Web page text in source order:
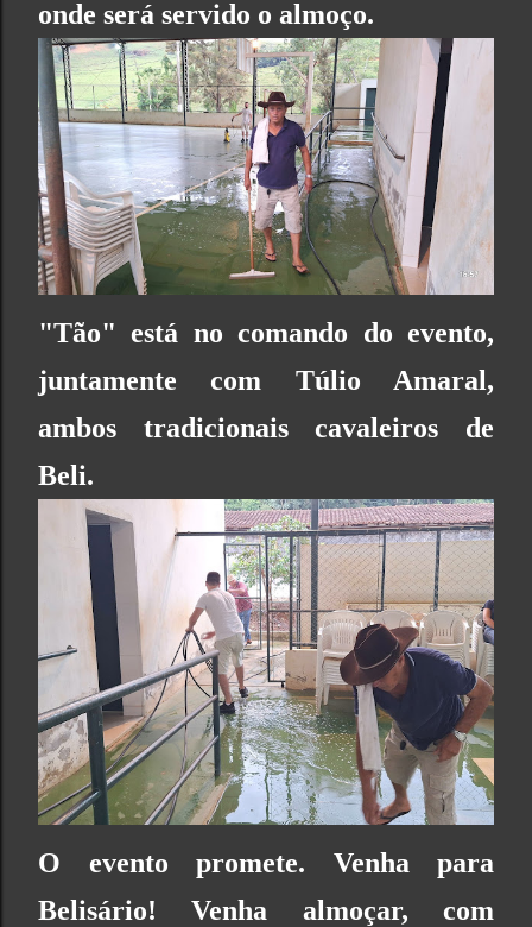
onde será servido o almoço.
"Tão" está no comando do evento,
juntamente com Túlio Amaral,
ambos tradicionais cavaleiros de
Beli.
O evento promete. Venha para
Belisário! Venha almoçar, com